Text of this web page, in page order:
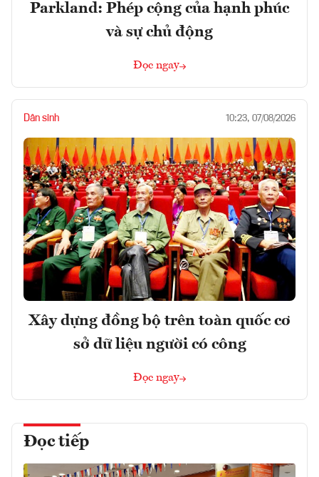
Parkland: Phép cộng của hạnh phúc
và sự chủ động
Đọc ngay
Dân sinh 10:23, 07/08/2026
Xây dựng đồng bộ trên toàn quốc cơ
sở dữ liệu người có công
Đọc ngay
Đọc tiếp